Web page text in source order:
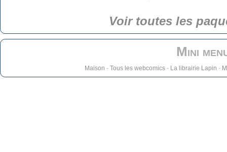
Voir toutes les
Mini
Maison - Tous les webcomics- La librairie Lapin -